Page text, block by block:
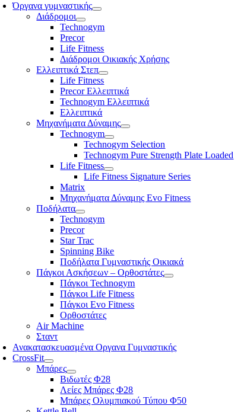
Όργανα γυμναστικής
Διάδρομοι
Technogym
Precor
Life Fitness
Διάδρομοι Οικιακής Χρήσης
Ελλειπτικά Στεπ
Life Fitness
Precor Ελλειπτικά
Technogym Ελλειπτικά
Ελλειπτικά
Μηχανήματα Δύναμης
Technogym
Technogym Selection
Technogym Pure Strength Plate Loaded
Life Fitness
Life Fitness Signature Series
Matrix
Μηχανήματα Δύναμης Evo Fitness
Ποδήλατα
Technogym
Precor
Star Trac
Spinning Bike
Ποδήλατα Γυμναστικής Οικιακά
Πάγκοι Ασκήσεων – Ορθοστάτες
Πάγκοι Technogym
Πάγκοι Life Fitness
Πάγκοι Evo Fitness
Ορθοστάτες
Air Machine
Σταντ
Ανακατασκευασμένα Οργανα Γυμναστικής
CrossFit
Μπάρες
Βιδωτές Φ28
Λείες Μπάρες Φ28
Μπάρες Ολυμπιακού Τύπου Φ50